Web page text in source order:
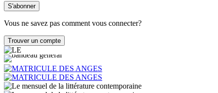
Vous ne savez pas comment vous connecter?